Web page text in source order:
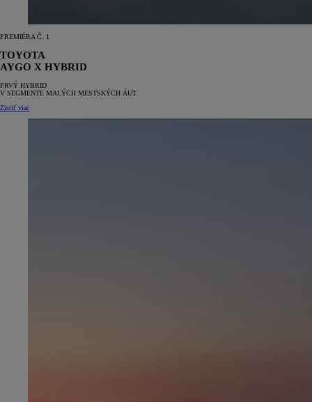
PREMIÉRA Č. 1
TOYOTA
AYGO X HYBRID
PRVÝ HYBRID
V SEGMENTE MALÝCH MESTSKÝCH ÁUT
Zistiť viac